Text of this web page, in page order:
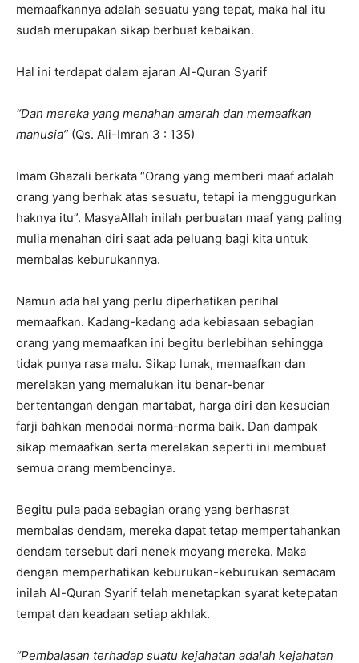
memaafkannya adalah sesuatu yang tepat, maka hal itu
sudah merupakan sikap berbuat kebaikan.
Hal ini terdapat dalam ajaran Al-Quran Syarif
“Dan mereka yang menahan amarah dan memaafkan
manusia” (Qs. Ali-Imran 3 : 135)
Imam Ghazali berkata “Orang yang memberi maaf adalah
orang yang berhak atas sesuatu, tetapi ia menggugurkan
haknya itu”. MasyaAllah inilah perbuatan maaf yang paling
mulia menahan diri saat ada peluang bagi kita untuk
membalas keburukannya.
Namun ada hal yang perlu diperhatikan perihal
memaafkan. Kadang-kadang ada kebiasaan sebagian
orang yang memaafkan ini begitu berlebihan sehingga
tidak punya rasa malu. Sikap lunak, memaafkan dan
merelakan yang memalukan itu benar-benar
bertentangan dengan martabat, harga diri dan kesucian
farji bahkan menodai norma-norma baik. Dan dampak
sikap memaafkan serta merelakan seperti ini membuat
semua orang membencinya.
Begitu pula pada sebagian orang yang berhasrat
membalas dendam, mereka dapat tetap mempertahankan
dendam tersebut dari nenek moyang mereka. Maka
dengan memperhatikan keburukan-keburukan semacam
inilah Al-Quran Syarif telah menetapkan syarat ketepatan
tempat dan keadaan setiap akhlak.
“Pembalasan terhadap suatu kejahatan adalah kejahatan